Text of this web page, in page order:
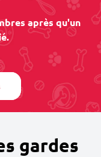
après qu'un
gardes